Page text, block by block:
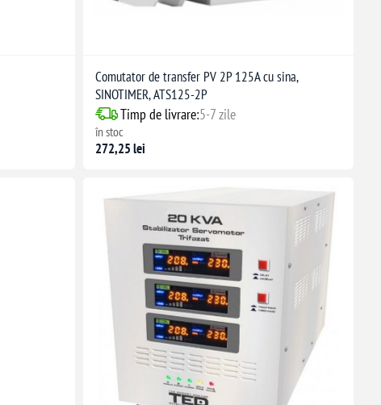
Comutator de transfer PV 2P 125A cu sina,
SINOTIMER, ATS125-2P
Timp de livrare:5-7 zile
în stoc
272,25 lei